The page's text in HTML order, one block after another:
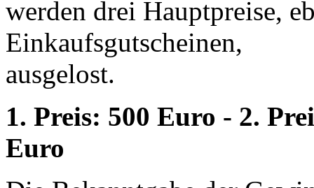
werden drei Hauptpreise,
Einkaufsgutscheinen,
ausgelost.
1. Preis: 500 Euro - 2.
Euro